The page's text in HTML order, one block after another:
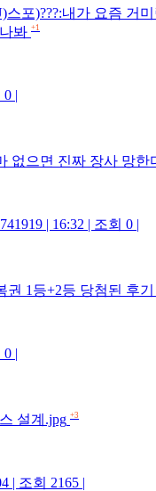
스포)???:내가 요즘 거
봐 +1
0 |
없으면 진짜 장사 망한
| 16:32 | 조회 0 |
권 1등+2등 당첨된 후기
0 |
설계.jpg +3
| 조회 2165 |